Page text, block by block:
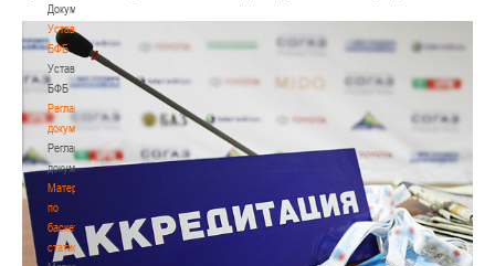
Документы
Устав
БФБ
Устав
БФБ
Регламентирующие
документы
Регламентирующие
документы
Материалы
по
баскетбольной
статистике